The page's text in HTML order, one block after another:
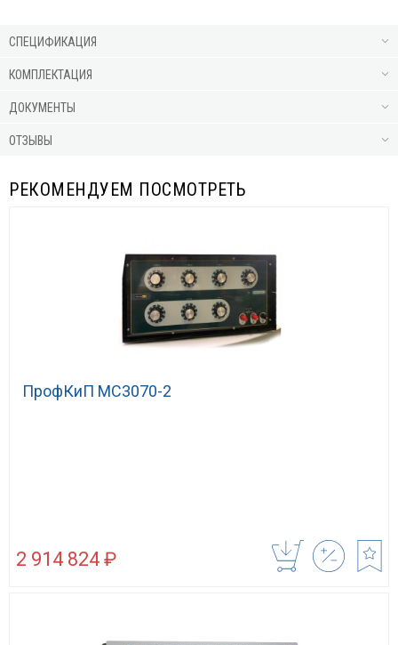
СПЕЦИФИКАЦИЯ
КОМПЛЕКТАЦИЯ
ДОКУМЕНТЫ
ОТЗЫВЫ
РЕКОМЕНДУЕМ ПОСМОТРЕТЬ
ПрофКиП МС3070-2
2 914 824 ₽